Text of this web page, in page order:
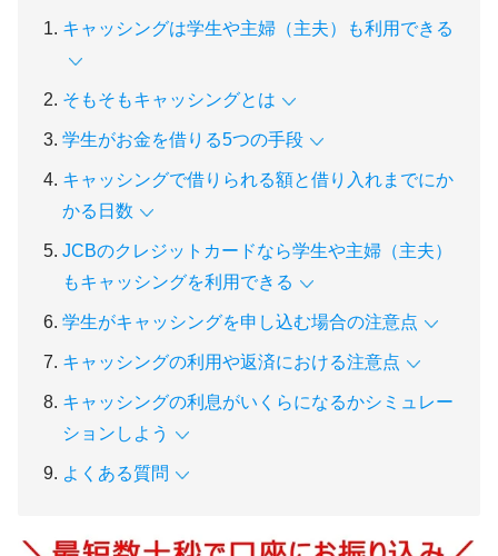
キャッシングは学生や主婦（主夫）も利用できる
そもそもキャッシングとは
学生がお金を借りる5つの手段
キャッシングで借りられる額と借り入れまでにか
かる日数
JCBのクレジットカードなら学生や主婦（主夫）
もキャッシングを利用できる
学生がキャッシングを申し込む場合の注意点
キャッシングの利用や返済における注意点
キャッシングの利息がいくらになるかシミュレー
ションしよう
よくある質問